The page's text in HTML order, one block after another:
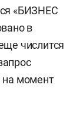
«БИЗНЕС
в
числится
на момент